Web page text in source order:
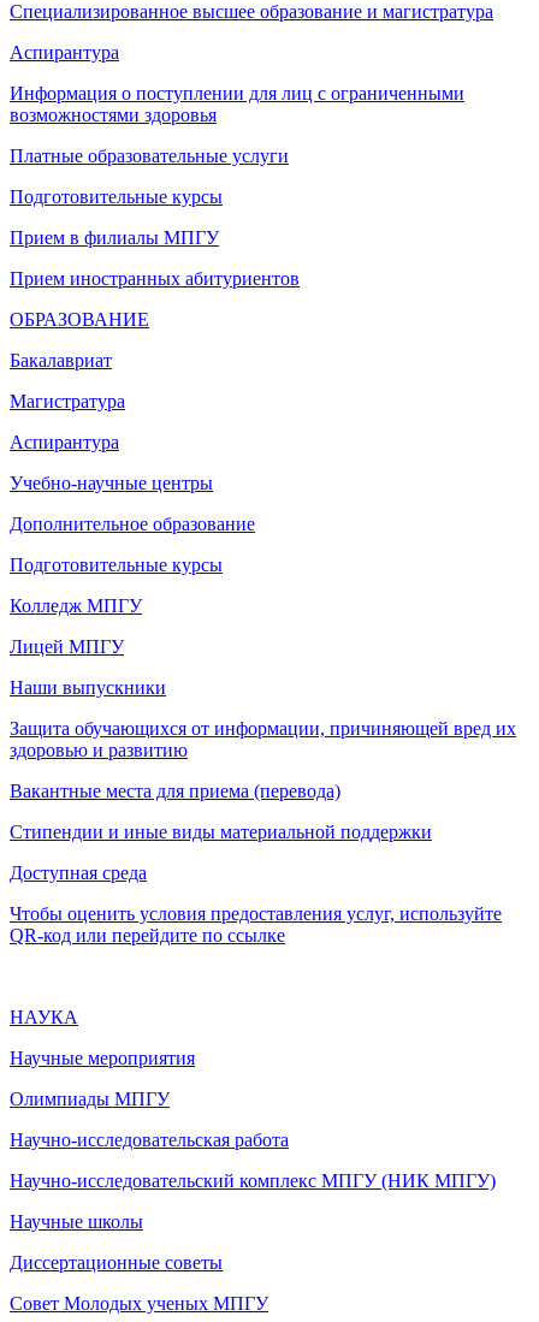
Специализированное высшее образование и магистратура
Аспирантура
Информация о поступлении для лиц с ограниченными
возможностями здоровья
Платные образовательные услуги
Подготовительные курсы
Прием в филиалы МПГУ
Прием иностранных абитуриентов
ОБРАЗОВАНИЕ
Бакалавриат
Магистратура
Аспирантура
Учебно-научные центры
Дополнительное образование
Подготовительные курсы
Колледж МПГУ
Лицей МПГУ
Наши выпускники
Защита обучающихся от информации, причиняющей вред их
здоровью и развитию
Вакантные места для приема (перевода)
Стипендии и иные виды материальной поддержки
Доступная среда
Чтобы оценить условия предоставления услуг, используйте
QR-код или перейдите по ссылке
НАУКА
Научные мероприятия
Олимпиады МПГУ
Научно-исследовательская работа
Научно-исследовательский комплекс МПГУ (НИК МПГУ)
Научные школы
Диссертационные советы
Совет Молодых ученых МПГУ